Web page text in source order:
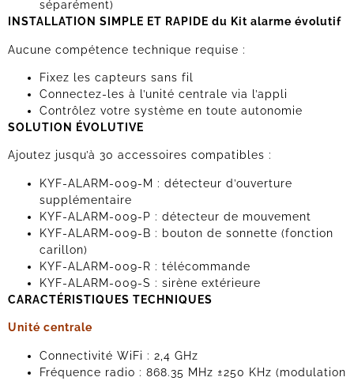
séparément)
INSTALLATION SIMPLE ET RAPIDE du Kit alarme évolutif
Aucune compétence technique requise :
Fixez les capteurs sans fil
Connectez-les à l’unité centrale via l’appli
Contrôlez votre système en toute autonomie
SOLUTION ÉVOLUTIVE
Ajoutez jusqu’à 30 accessoires compatibles :
KYF-ALARM-009-M : détecteur d’ouverture
supplémentaire
KYF-ALARM-009-P : détecteur de mouvement
KYF-ALARM-009-B : bouton de sonnette (fonction
carillon)
KYF-ALARM-009-R : télécommande
KYF-ALARM-009-S : sirène extérieure
CARACTÉRISTIQUES TECHNIQUES
Unité centrale
Connectivité WiFi : 2,4 GHz
Fréquence radio : 868.35 MHz ±250 KHz (modulation